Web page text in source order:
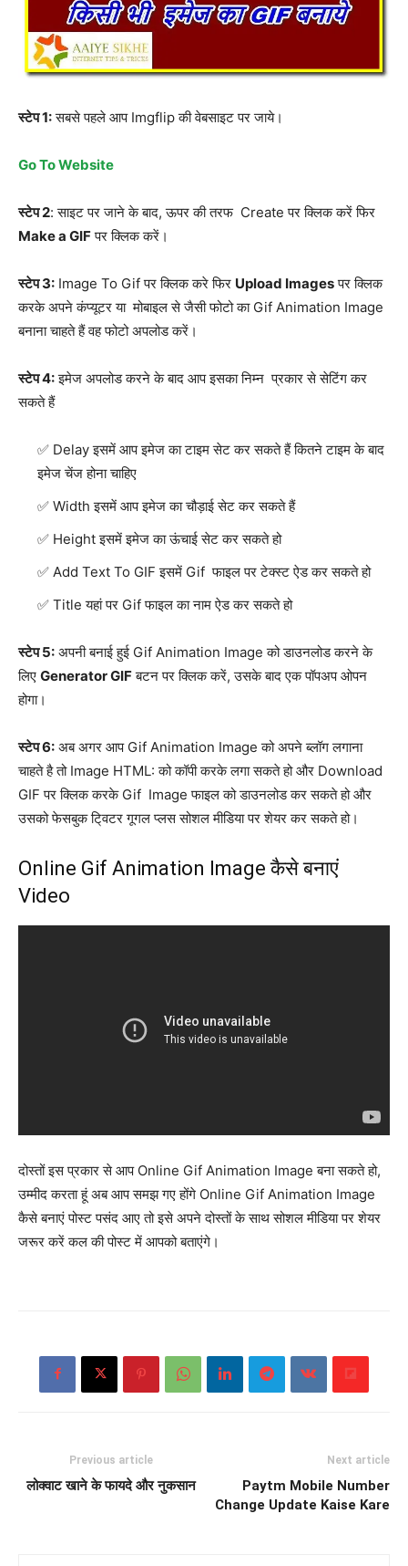
स्टेप 1:सबसे पहले आप Imgflip की वेबसाइट पर जाये।
Go To Website
स्टेप 2: साइट पर जाने के बाद, ऊपर की तरफ Create पर क्लिक करें फिर
Make a GIFपर क्लिक करें।
स्टेप 3: Image To Gif पर क्लिक करे फिर Upload Imagesपर क्लिक
करके अपने कंप्यूटर या मोबाइल से जैसी फोटो का Gif Animation Image
बनाना चाहते हैं वह फोटो अपलोड करें।
स्टेप 4:इमेज अपलोड करने के बाद आप इसका निम्न प्रकार से सेटिंग कर
सकते हैं
Delay इसमें आप इमेज का टाइम सेट कर सकते हैं कितने टाइम के बाद
इमेज चेंज होना चाहिए
Width इसमें आप इमेज का चौड़ाई सेट कर सकते हैं
Height इसमें इमेज का ऊंचाई सेट कर सकते हो
Add Text To GIF इसमें Gif फाइल पर टेक्स्ट ऐड कर सकते हो
Title यहां पर Gif फाइल का नाम ऐड कर सकते हो
स्टेप 5: अपनी बनाई हुई Gif Animation Image को डाउनलोड करने के
लिए Generator GIFबटन पर क्लिक करें, उसके बाद एक पॉपअप ओपन
होगा।
स्टेप 6: अब अगर आप Gif Animation Image को अपने ब्लॉग लगाना
चाहते है तो Image HTML: को कॉपी करके लगा सकते हो और Download
GIF पर क्लिक करके Gif Image फाइल को डाउनलोड कर सकते हो और
उसको फेसबुक टि्वटर गूगल प्लस सोशल मीडिया पर शेयर कर सकते हो।
Online Gif Animation Image कैसे बनाएं
Video
दोस्तों इस प्रकार से आप Online Gif Animation Image बना सकते हो,
उम्मीद करता हूं अब आप समझ गए होंगे Online Gif Animation Image
कैसे बनाएं पोस्ट पसंद आए तो इसे अपने दोस्तों के साथ सोशल मीडिया पर शेयर
जरूर करें कल की पोस्ट में आपको बताएंगे।
Previous article
लोक्वाट खाने के फायदे और नुकसान
Next article
Paytm Mobile Number
Change Update Kaise Kare